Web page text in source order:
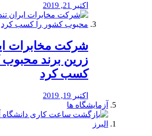
اکتبر 21, 2019
شرکت مخابرات
زرین برند محبوب
کسب کرد
اکتبر 19, 2019
آزمایشگاه ها